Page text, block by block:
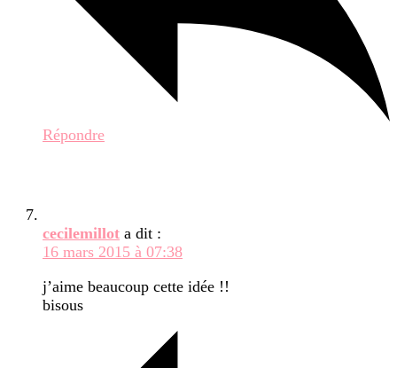
Répondre
cecilemillot a dit :
16 mars 2015 à 07:38
j’aime beaucoup cette idée !!
bisous